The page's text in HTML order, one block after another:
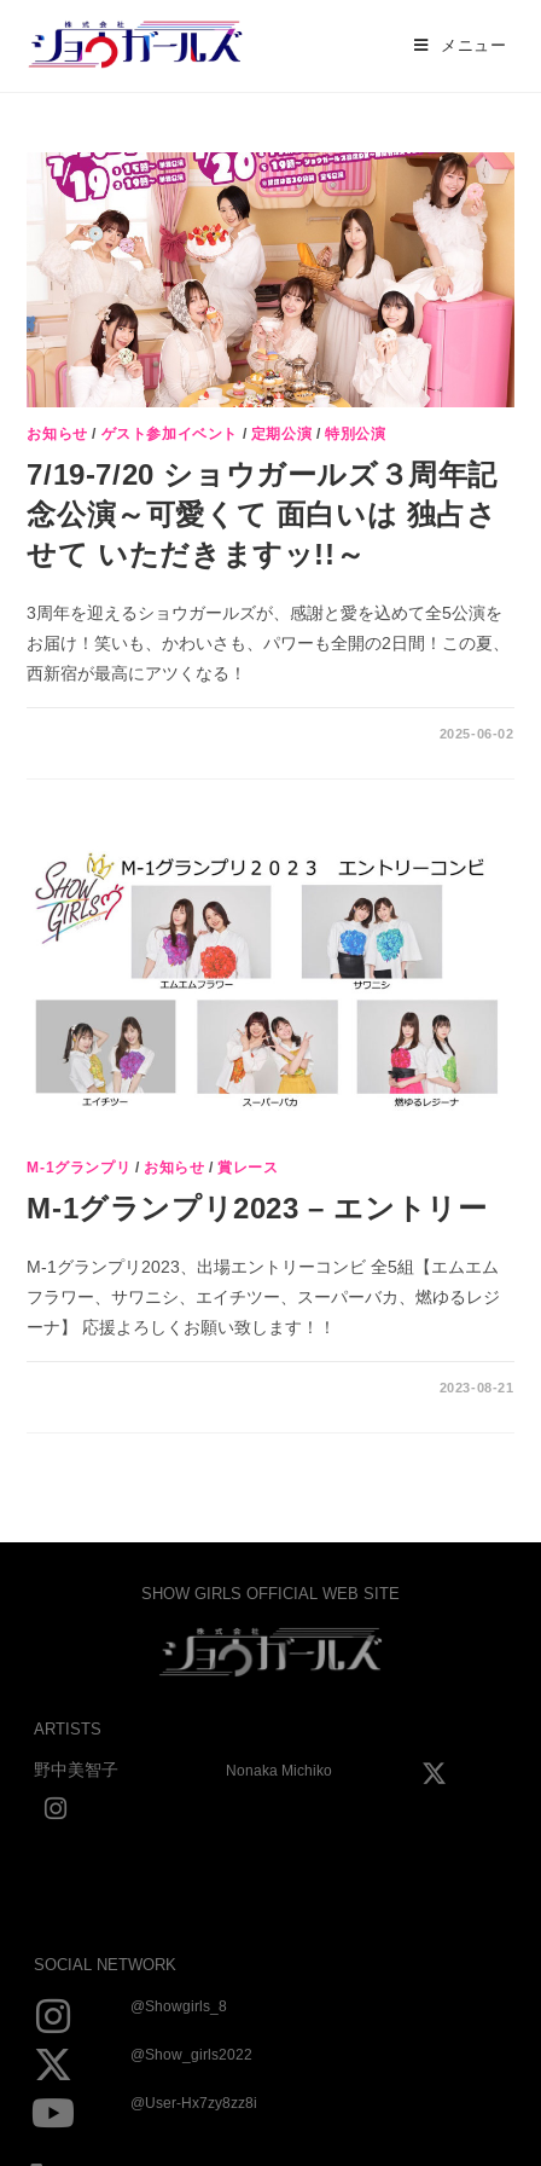
メニュー
お知らせ / ゲスト参加イベント / 定期公演 /特別公演
7/19-7/20 ショウガールズ３周年記
念公演～可愛くて 面白いは 独占さ
せて いただきますッ!!～
3周年を迎えるショウガールズが、感謝と愛を込めて全5公演を
お届け！笑いも、かわいさも、パワーも全開の2日間！この夏、
西新宿が最高にアツくなる！
2025-06-02
M-1グランプリ / お知らせ /賞レース
M-1グランプリ2023 – エントリー
M-1グランプリ2023、出場エントリーコンビ 全5組【エムエム
フラワー、サワニシ、エイチツー、スーパーバカ、燃ゆるレジ
ーナ】 応援よろしくお願い致します！！
2023-08-21
SHOW GIRLS OFFICIAL WEB SITE
ARTISTS
野中美智子 Nonaka Michiko
SOCIAL NETWORK
@showgirls_8
@show_girls2022
@user-Hx7zy8zz8i